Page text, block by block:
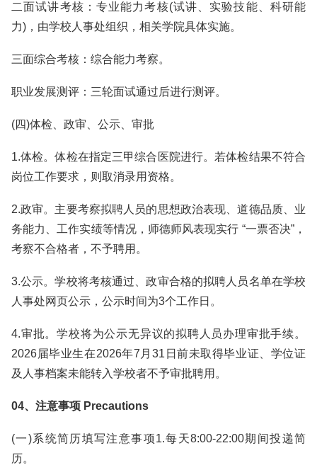
二面试讲考核：专业能力考核(试讲、实验技能、科研能
力)，由学校人事处组织，相关学院具体实施。
三面综合考核：综合能力考察。
职业发展测评：三轮面试通过后进行测评。
(四)体检、政审、公示、审批
1.体检。体检在指定三甲综合医院进行。若体检结果不符合
岗位工作要求，则取消录用资格。
2.政审。主要考察拟聘人员的思想政治表现、道德品质、业
务能力、工作实绩等情况，师德师风表现实行 “一票否决”，
考察不合格者，不予聘用。
3.公示。学校将考核通过、政审合格的拟聘人员名单在学校
人事处网页公示，公示时间为3个工作日。
4.审批。学校将为公示无异议的拟聘人员办理审批手续。
2026届毕业生在2026年7月31日前未取得毕业证、学位证
及人事档案未能转入学校者不予审批聘用。
04、注意事项 Precautions
(一)系统简历填写注意事项1.每天8:00-22:00期间投递简
历。